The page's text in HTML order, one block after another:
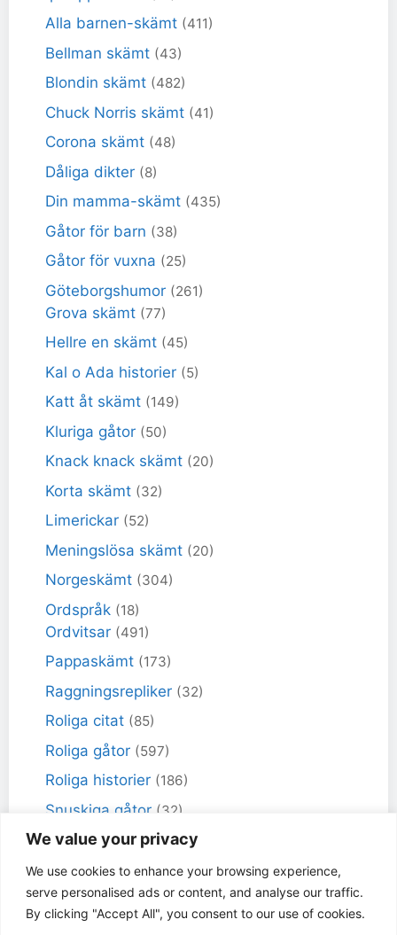
We value your privacy
We use cookies to enhance your browsing experience,
serve personalised ads or content, and analyse our traffic.
By clicking "Accept All", you consent to our use of cookies.
Alla barnen-skämt (411)
Bellman skämt (43)
Blondin skämt (482)
Chuck Norris skämt (41)
Corona skämt (48)
Dåliga dikter (8)
Din mamma-skämt (435)
Gåtor för barn (38)
Gåtor för vuxna (25)
Göteborgshumor (261)
Grova skämt (77)
Hellre en skämt (45)
Kal o Ada historier (5)
Katt åt skämt (149)
Kluriga gåtor (50)
Knack knack skämt (20)
Korta skämt (32)
Limerickar (52)
Meningslösa skämt (20)
Norgeskämt (304)
Ordspråk (18)
Ordvitsar (491)
Pappaskämt (173)
Raggningsrepliker (32)
Roliga citat (85)
Roliga gåtor (597)
Roliga historier (186)
Snuskiga gåtor (32)
Snuskiga skämt(98)
Sportskämt (18)
Torra skämt (461)